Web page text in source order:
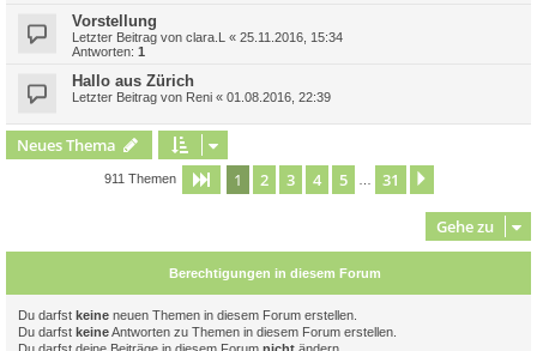
Vorstellung
Letzter Beitrag von clara.L « 25.11.2016, 15:34
Antworten: 1
Hallo aus Zürich
Letzter Beitrag von Reni « 01.08.2016, 22:39
Neues Thema
911 Themen Seite 1von 31
1 2 3 4 5 31
Gehe zu
Berechtigungen in diesem Forum
Du darfst keine neuen Themen in diesem Forum erstellen.
Du darfst keineAntworten zu Themen in diesem Forum erstellen.
Du darfst deine Beiträge in diesem Forum nicht ändern.